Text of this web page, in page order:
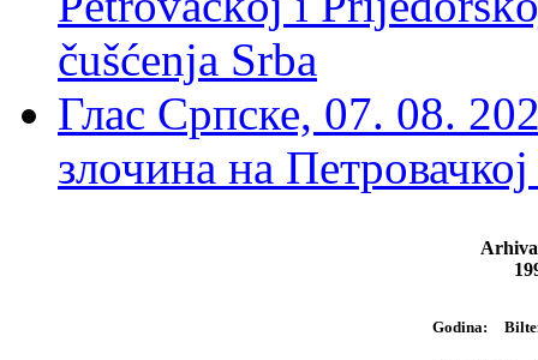
čušćenja Srba
Глас Српске, 07. 08.
злочина на
Godina: